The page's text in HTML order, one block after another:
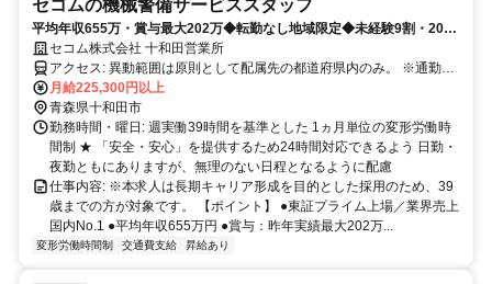
セコムの機械警備サービススタッフ
平均年収655万・賞与最大202万◆転勤なし地域限定◆未経験9割・20〜
30代活躍◆最大10連休・手当あり
セコム株式会社 十和田営業所
アクセス: 異動範囲は原則として配属先の都道府県内のみ。 ※通勤圏
内の他都道府県への異動の可能性もあります。
月給225,300円以上
青森県十和田市
勤務時間・曜日: 週実働39時間を基準とした 1ヵ月単位の変形労働時
間制 ★ 「安全・安心」を提供するため24時間対応できるよう 日勤・
夜勤ともにありますが、無理のない日程となるように配慮
仕事内容: ※本求人は長期キャリア形成を目的とした採用のため、39
歳までの方が対象です。 【ポイント】 ●東証プライム上場／業界売上
国内No.1 ●平均年収655万円 ●賞与：昨年実績最大202万...
変形労働時間制 交通費支給 昇給あり